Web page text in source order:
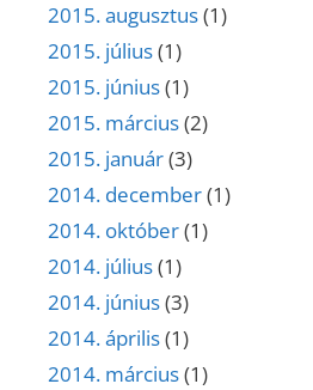
2015. augusztus(1)
2015. július(1)
2015. június(1)
2015. március(2)
2015. január(3)
2014. december(1)
2014. október(1)
2014. július(1)
2014. június(3)
2014. április(1)
2014. március(1)